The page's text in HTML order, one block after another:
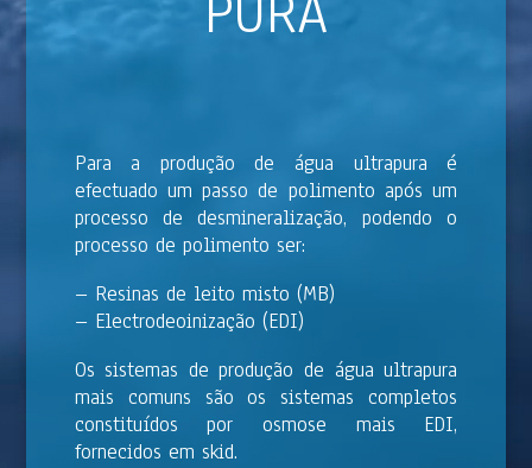
Para a produção de água ultrapura é
efectuado um passo de polimento após um
processo de desmineralização, podendo o
processo de polimento ser:
– Resinas de leito misto (MB)
– Electrodeoinização (EDI)
Os sistemas de produção de água ultrapura
mais comuns são os sistemas completos
constituídos por osmose mais EDI,
fornecidos em skid.